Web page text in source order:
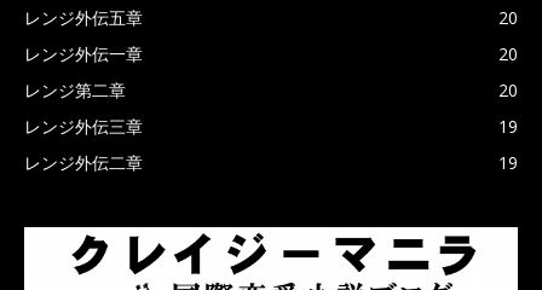
レンジ外伝五章
20
レンジ外伝一章
20
レンジ第二章
20
レンジ外伝三章
19
レンジ外伝二章
19